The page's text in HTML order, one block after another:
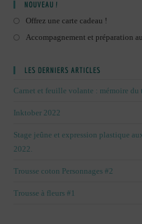
NOUVEAU !
Offrez une carte cadeau !
Accompagnement et préparation
LES DERNIERS ARTICLES
Carnet et feuille volante : mémoire du
Inktober 2022
Stage jeûne et expression plastique
2022.
Trousse coton Personnages #2
Trousse à fleurs #1